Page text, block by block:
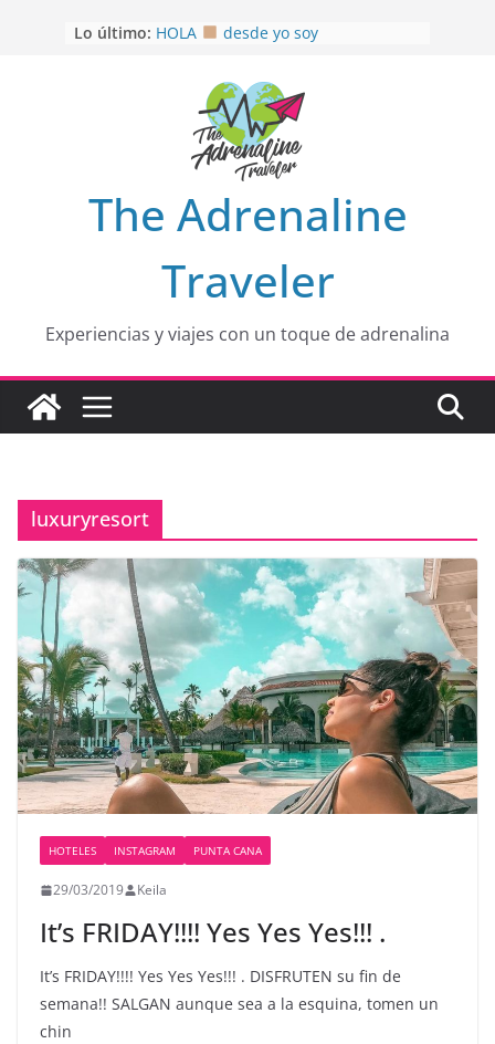
Lo último: HOLA
desde yo soy
EL SENDERO DEL CACAO: Excelente
opción
HOSPEDAJE AL NATURALSHH !!
OTRA PERSPECTIVA de RÍO EL
MULITO!
The Adrenaline
Traveler
Experiencias y viajes con un toque de adrenalina
luxuryresort
HOTELES INSTAGRAM PUNTA CANA
29/03/2019 Keila
It’s FRIDAY!!!! Yes Yes Yes!!! .
It’s FRIDAY!!!! Yes Yes Yes!!! . DISFRUTEN su fin de
semana!! SALGAN aunque sea a la esquina, tomen un
chin